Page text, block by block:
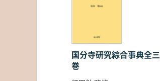
国分寺研究綜合事典全三
巻